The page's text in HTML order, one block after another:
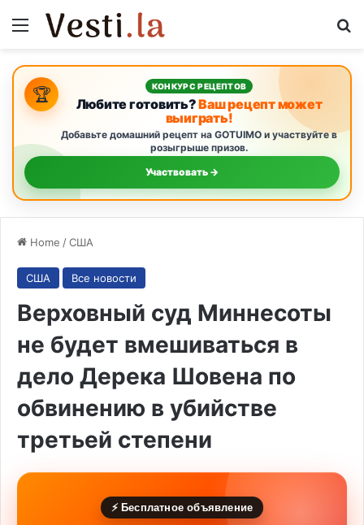
Menu
🏆 КОНКУРС РЕЦЕПТОВ
Любите готовить?Ваш рецепт может
выиграть!
Добавьте домашний рецепт на GOTUIMO и участвуйте в
розыгрыше призов.
Участвовать →
Home /США
США Все новости
Верховный суд Миннесоты
не будет вмешиваться в
дело Дерека Шовена по
обвинению в убийстве
третьей степени
⚡ Бесплатное объявление